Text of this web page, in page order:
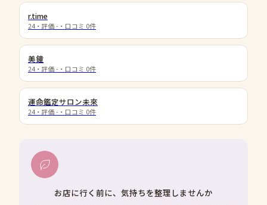
r.time
24 ・評価 - ・口コミ 0件
美鐘
24 ・評価 - ・口コミ 0件
運命鑑定サロン未來
24 ・評価 - ・口コミ 0件
お店に行く前に、気持ちを整理しませんか